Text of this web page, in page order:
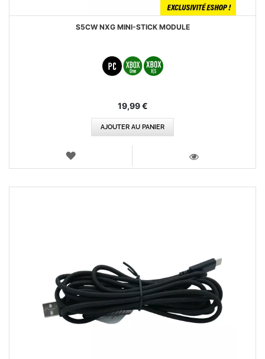
S5CW NXG MINI-STICK MODULE
19,99 €
AJOUTER AU PANIER
AJOUTER